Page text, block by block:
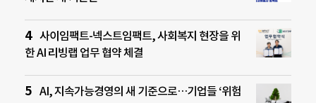
사이임팩트-넥스트임팩트, 사회복지 현장을 위
한 AI 리빙랩 업무 협약 체결
AI, 지속가능경영의 새 기준으로…기업들 ‘위험